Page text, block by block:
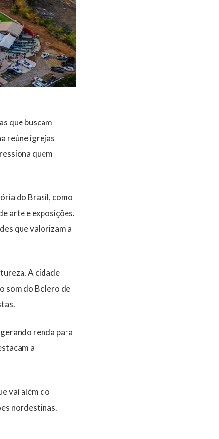
que buscam
reúne igrejas
quem
do Brasil, como
arte e exposições.
que valorizam a
A cidade
som do Bolero de
renda para
a
vai além do
nordestinas.